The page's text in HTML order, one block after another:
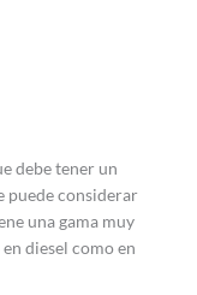
debe tener un
puede considerar
una gama muy
diesel como en